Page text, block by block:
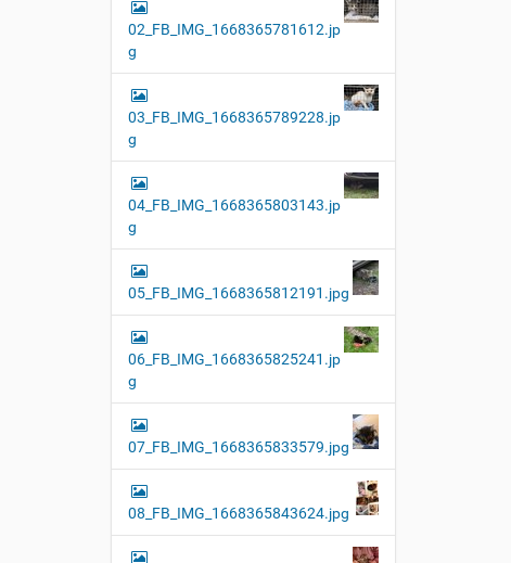
02_FB_IMG_1668365781612.jp
g
03_FB_IMG_1668365789228.jp
g
04_FB_IMG_1668365803143.jp
g
05_FB_IMG_1668365812191.jpg
06_FB_IMG_1668365825241.jp
g
07_FB_IMG_1668365833579.jpg
08_FB_IMG_1668365843624.jpg